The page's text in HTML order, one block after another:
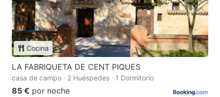
Cocina
LA FABRIQUETA DE CENT PIQUES
casa de campo · 2 Huéspedes · 1 Dormitorio
85 € por noche